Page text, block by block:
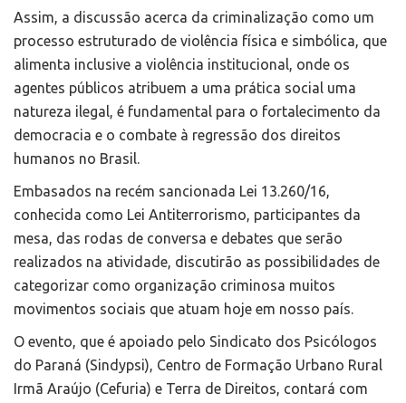
Assim, a discussão acerca da criminalização como um
processo estruturado de violência física e simbólica, que
alimenta inclusive a violência institucional, onde os
agentes públicos atribuem a uma prática social uma
natureza ilegal, é fundamental para o fortalecimento da
democracia e o combate à regressão dos direitos
humanos no Brasil.
Embasados na recém sancionada Lei 13.260/16,
conhecida como Lei Antiterrorismo, participantes da
mesa, das rodas de conversa e debates que serão
realizados na atividade, discutirão as possibilidades de
categorizar como organização criminosa muitos
movimentos sociais que atuam hoje em nosso país.
O evento, que é apoiado pelo Sindicato dos Psicólogos
do Paraná (Sindypsi), Centro de Formação Urbano Rural
Irmã Araújo (Cefuria) e Terra de Direitos, contará com